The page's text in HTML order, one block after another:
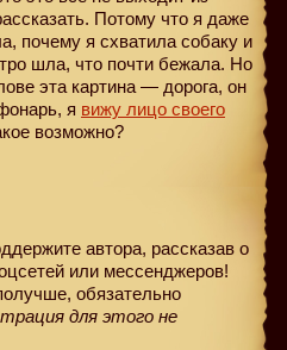
Потому что я даже
почему я схватила собаку и
шла, что почти бежала. Но
эта картина — дорога, он
я вижу лицо своего
возможно?
автора, рассказав о
или мессенджеров!
обязательно
для этого не